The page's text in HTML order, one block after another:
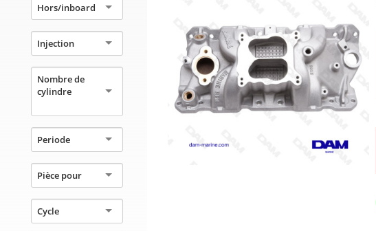
Hors/inboard
Injection
Nombre de
cylindre
Periode
Pièce pour
Cycle